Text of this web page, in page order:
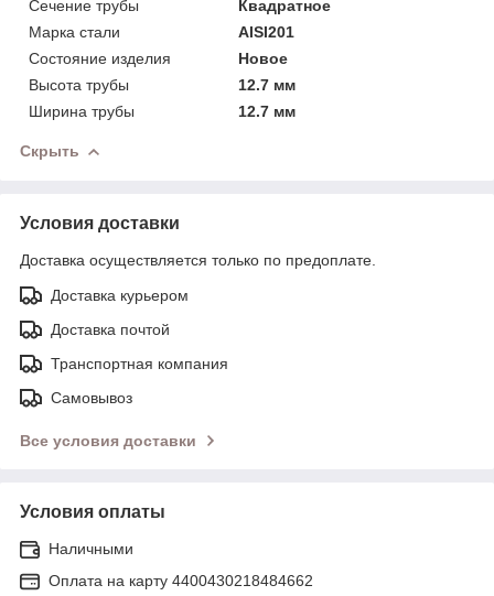
Сечение трубы
Квадратное
Марка стали
AISI201
Состояние изделия
Новое
Высота трубы
12.7 мм
Ширина трубы
12.7 мм
Скрыть
Условия доставки
Доставка осуществляется только по предоплате.
Доставка курьером
Доставка почтой
Транспортная компания
Самовывоз
Все условия доставки
Условия оплаты
Наличными
Оплата на карту 4400430218484662